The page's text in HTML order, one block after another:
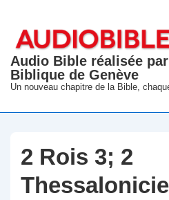
passer
contenu
principal
Audio Bible réalisée
Biblique de Genève
Un nouveau chapitre de la Bible,
2 Rois 3; 2